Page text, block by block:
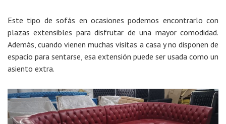
Este tipo de sofás en ocasiones podemos encontrarlo con
plazas extensibles para disfrutar de una mayor comodidad.
Además, cuando vienen muchas visitas a casa y no disponen de
espacio para sentarse, esa extensión puede ser usada como un
asiento extra.